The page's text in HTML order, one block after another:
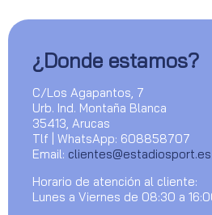
¿Donde estamos?
C/Los Agapantos, 7
Urb. Ind. Montaña Blanca
35413, Arucas
Tlf | WhatsApp: 608858707
Email: clientes@estadiosport.es
Horario de atención al cliente:
Lunes a Viernes de 08:30 a